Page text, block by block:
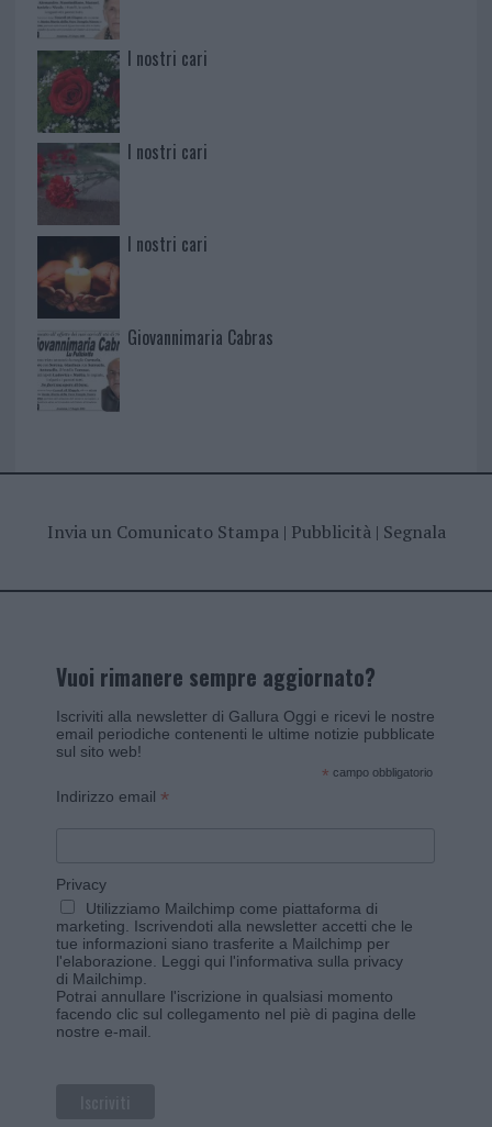
I nostri cari
I nostri cari
I nostri cari
Giovannimaria Cabras
Invia un Comunicato Stampa| Pubblicità| Segnala
Vuoi rimanere sempre aggiornato?
Iscriviti alla newsletter di Gallura Oggi e ricevi le nostre
email periodiche contenenti le ultime notizie pubblicate
sul sito web!
* campo obbligatorio
Indirizzo email *
Privacy
Utilizziamo Mailchimp come piattaforma di
marketing. Iscrivendoti alla newsletter accetti che le
tue informazioni siano trasferite a Mailchimp per
l'elaborazione. Leggi qui l'informativa sulla privacy
di Mailchimp
Potrai annullare l'iscrizione in qualsiasi momento
facendo clic sul collegamento nel piè di pagina delle
nostre e-mail.